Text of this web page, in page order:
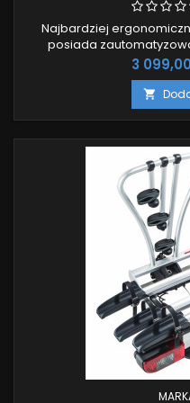
Najbardziej
posiada
platformę podczas
rowerów
Cena
3
